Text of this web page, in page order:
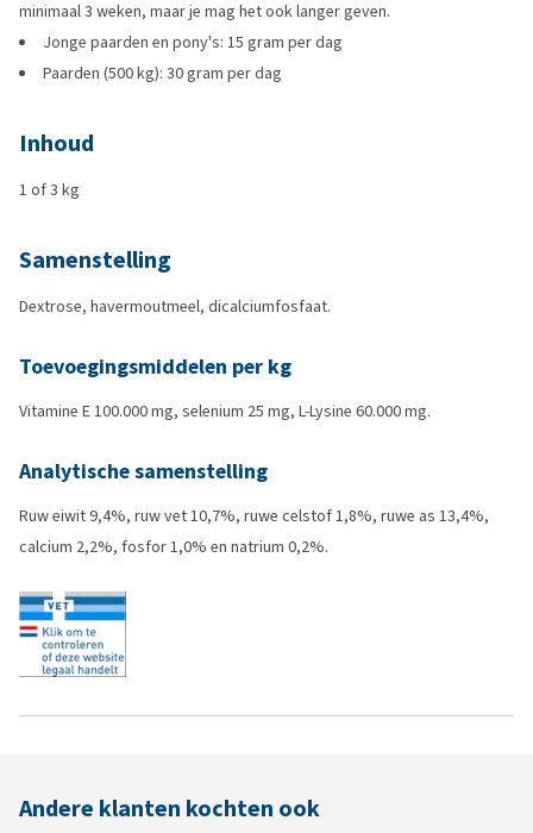
minimaal 3 weken, maar je mag het ook langer geven.
Jonge paarden en pony's: 15 gram per dag
Paarden (500 kg): 30 gram per dag
Inhoud
1 of 3 kg
Samenstelling
Dextrose, havermoutmeel, dicalciumfosfaat.
Toevoegingsmiddelen per kg
Vitamine E 100.000 mg, selenium 25 mg, L-Lysine 60.000 mg.
Analytische samenstelling
Ruw eiwit 9,4%, ruw vet 10,7%, ruwe celstof 1,8%, ruwe as 13,4%,
calcium 2,2%, fosfor 1,0% en natrium 0,2%.
Andere klanten kochten ook